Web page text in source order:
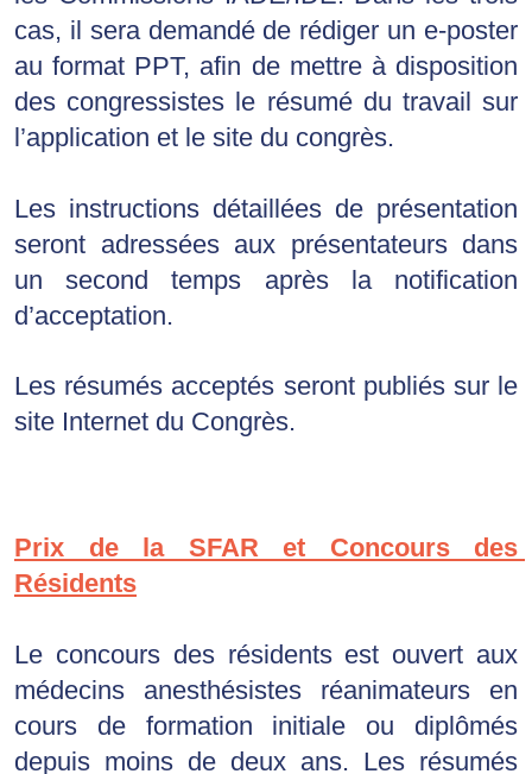
cas, il sera demandé de rédiger un e-poster
au format PPT, afin de mettre à disposition
des congressistes le résumé du travail sur
l’application et le site du congrès.
Les instructions détaillées de présentation
seront adressées aux présentateurs dans
un second temps après la notification
d’acceptation.
Les résumés acceptés seront publiés sur le
site Internet du Congrès.
Prix de la SFAR et Concours des
Résidents
Le concours des résidents est ouvert aux
médecins anesthésistes réanimateurs en
cours de formation initiale ou diplômés
depuis moins de deux ans. Les résumés